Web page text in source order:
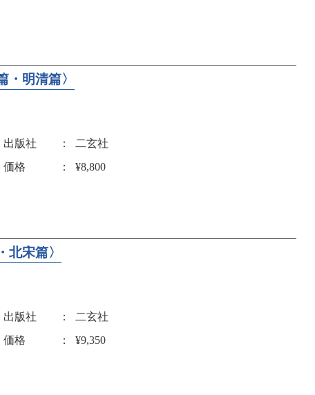
明清篇〉
出版社
二玄社
価格 ¥8,800
宋篇〉
出版社
二玄社
価格 ¥9,350